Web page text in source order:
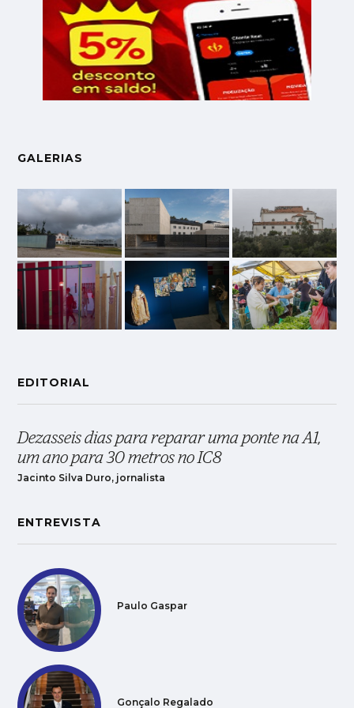
GALERIAS
EDITORIAL
Dezasseis dias para reparar uma ponte na A1,
um ano para 30 metros no IC8
Jacinto Silva Duro, jornalista
ENTREVISTA
Paulo Gaspar
Gonçalo Regalado